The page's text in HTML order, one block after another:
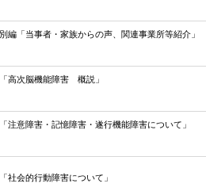
編「当事者・家族からの声、関連事業所等紹介」
「高次脳機能障害 概説」
注意障害・記憶障害・遂行機能障害について」
社会的行動障害について」